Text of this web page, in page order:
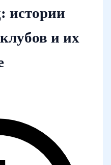
истории
и их